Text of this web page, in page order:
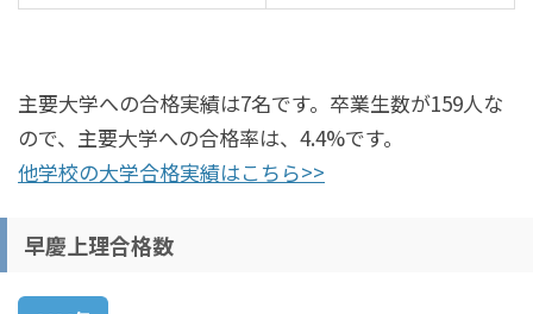
主要大学への合格実績は7名です。卒業生数が159人な
ので、主要大学への合格率は、4.4%です。
他学校の大学合格実績はこちら>>
早慶上理合格数